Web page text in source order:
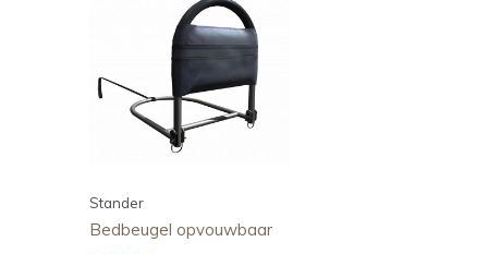
Stander
Bedbeugel opvouwbaar